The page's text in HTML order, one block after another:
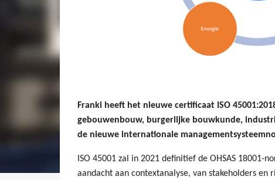
Franki heeft het nieuwe certificaat ISO
gebouwenbouw, burgerlijke bouwkunde,
de nieuwe internationale
ISO 45001 zal in 2021 definitief de OHSAS 18001-
aandacht aan contextanalyse, van stakeholders